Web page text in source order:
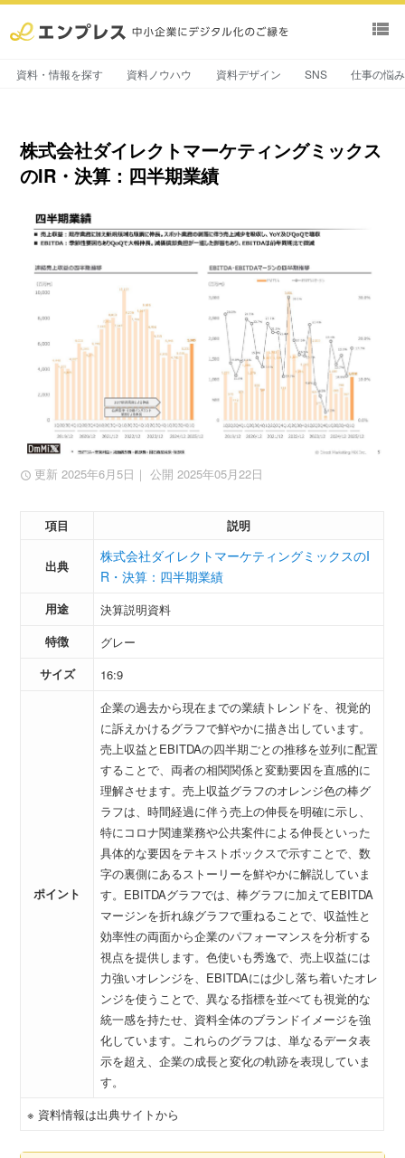
view_list
資料・情報を探す 資料ノウハウ 資料デザイン SNS 仕事の悩
株式会社ダイレクトマーケティングミックス
のIR・決算：四半期業績
更新 2025年6月5日 ｜ 公開 2025年05月22日
項目 説明
出典
株式会社ダイレクトマーケティングミックスのI
R・決算：四半期業績
用途
決算説明資料
特徴
グレー
サイズ
16:9
ポイント
企業の過去から現在までの業績トレンドを、視覚的
に訴えかけるグラフで鮮やかに描き出しています。
売上収益とEBITDAの四半期ごとの推移を並列に配置
することで、両者の相関関係と変動要因を直感的に
理解させます。売上収益グラフのオレンジ色の棒グ
ラフは、時間経過に伴う売上の伸長を明確に示し、
特にコロナ関連業務や公共案件による伸長といった
具体的な要因をテキストボックスで示すことで、数
字の裏側にあるストーリーを鮮やかに解説していま
す。EBITDAグラフでは、棒グラフに加えてEBITDA
マージンを折れ線グラフで重ねることで、収益性と
効率性の両面から企業のパフォーマンスを分析する
視点を提供します。色使いも秀逸で、売上収益には
力強いオレンジを、EBITDAには少し落ち着いたオレ
ンジを使うことで、異なる指標を並べても視覚的な
統一感を持たせ、資料全体のブランドイメージを強
化しています。これらのグラフは、単なるデータ表
示を超え、企業の成長と変化の軌跡を表現していま
す。
※ 資料情報は出典サイトから